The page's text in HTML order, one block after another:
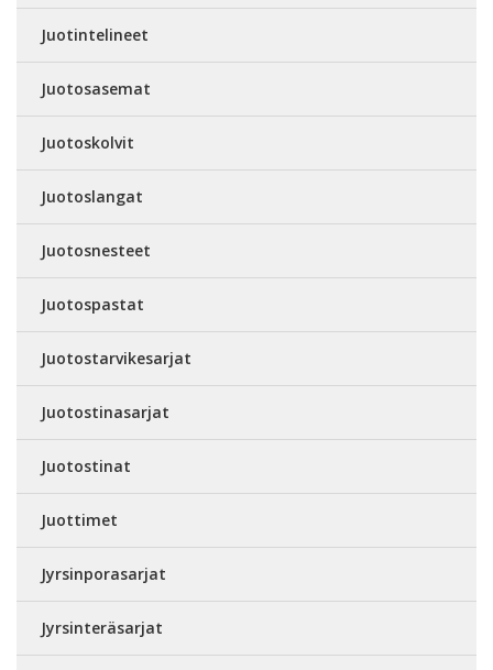
Juotintelineet
Juotosasemat
Juotoskolvit
Juotoslangat
Juotosnesteet
Juotospastat
Juotostarvikesarjat
Juotostinasarjat
Juotostinat
Juottimet
Jyrsinporasarjat
Jyrsinteräsarjat